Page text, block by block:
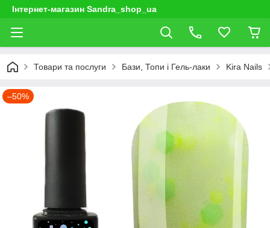
Інтернет-магазин Sandra_shop_ua
Товари та послуги Бази, Топи і Гель-лаки Kira Nails
–50%